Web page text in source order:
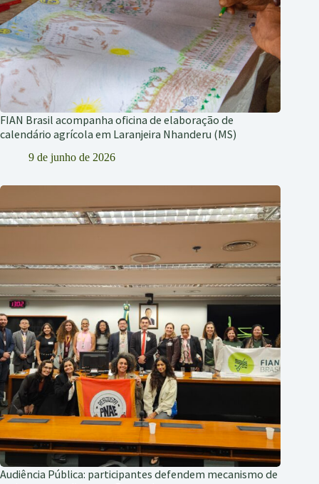
FIAN Brasil acompanha oficina de elaboração de
calendário agrícola em Laranjeira Nhanderu (MS)
9 de junho de 2026
Audiência Pública: participantes defendem mecanismo de